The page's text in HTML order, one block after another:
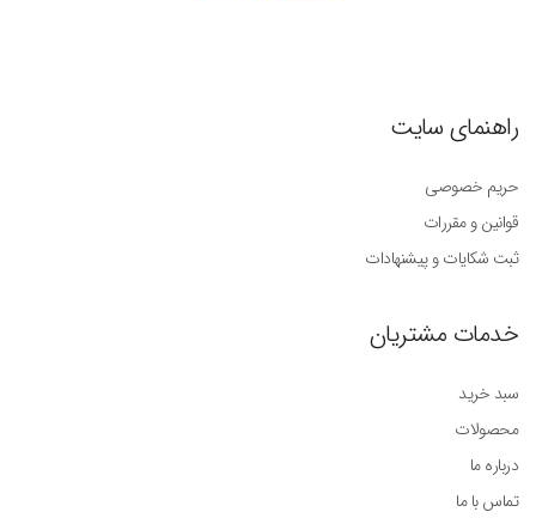
راهنمای سایت
حریم خصوصی
قوانین و مقررات
ثبت شکایات و پیشنهادات
خدمات مشتریان
سبد خرید
محصولات
درباره ما
تماس با ما